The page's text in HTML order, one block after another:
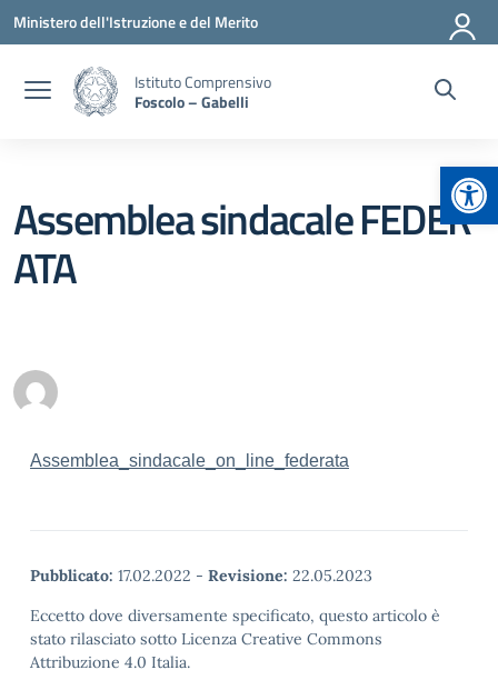
Vai ai contenuti
Vai al menu di navigazione
Vai al footer
Ministero dell'Istruzione e del Merito
Istituto Comprensivo
Foscolo – Gabelli
Assemblea sindacale FEDER
ATA
Assemblea_sindacale_on_line_federata
Pubblicato: 17.02.2022 - Revisione: 22.05.2023
Eccetto dove diversamente specificato, questo articolo è
stato rilasciato sotto Licenza Creative Commons
Attribuzione 4.0 Italia.